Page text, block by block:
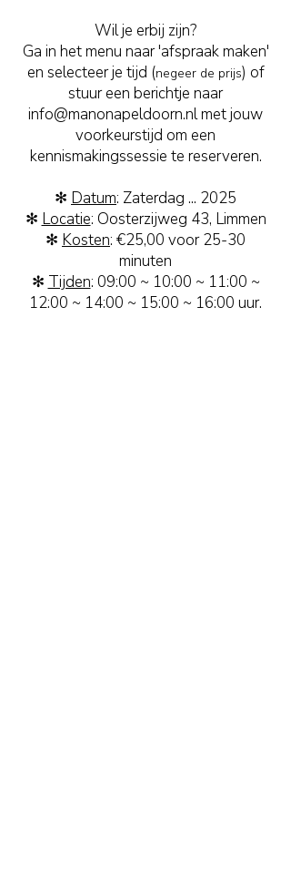
Wil je erbij zijn?
Ga in het menu naar 'afspraak maken'
en selecteer je tijd (negeer de prijs) of
stuur een berichtje naar
info@manonapeldoorn.nlmet jouw
voorkeurstijd om een
kennismakingssessie te reserveren.
✻ Datum: Zaterdag ... 2025
✻ Locatie: Oosterzijweg 43, Limmen
✻ Kosten: €25,00 voor 25-30
minuten
✻ Tijden: 09:00 ~ 10:00 ~ 11:00 ~
12:00 ~ 14:00 ~ 15:00 ~ 16:00 uur.